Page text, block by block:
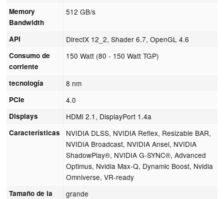
Memory
Bandwidth
512 GB/s
API DirectX 12_2, Shader 6.7, OpenGL 4.6
Consumo de
corriente
150 Watt (80 - 150 Watt TGP)
tecnología 8 nm
PCIe 4.0
Displays HDMI 2.1, DisplayPort 1.4a
Características
NVIDIA DLSS, NVIDIA Reflex, Resizable BAR,
NVIDIA Broadcast, NVIDIA Ansel, NVIDIA
ShadowPlay®, NVIDIA G-SYNC®, Advanced
Optimus, Nvidia Max-Q, Dynamic Boost, Nvidia
Omniverse, VR-ready
Tamaño de la
grande